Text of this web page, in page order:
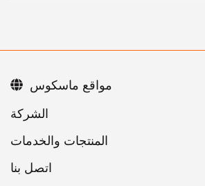
اتصل بنا
مواقع ماسكوس